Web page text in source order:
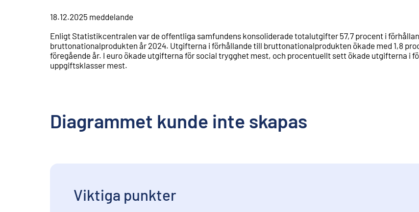
18.12.2025 meddelande
Enligt Statistikcentralen var de offentliga samfundens konsoliderade totalutgifter 57,7 procent i
bruttonationalprodukten år 2024. Utgifterna i förhållande till bruttonationalprodukten ökade med 1,8
föregående år. I euro ökade utgifterna för social trygghet mest, och procentuellt sett ökade utgifterna i
uppgiftsklasser mest.
Diagrammet kunde inte skapas
Viktiga punkter